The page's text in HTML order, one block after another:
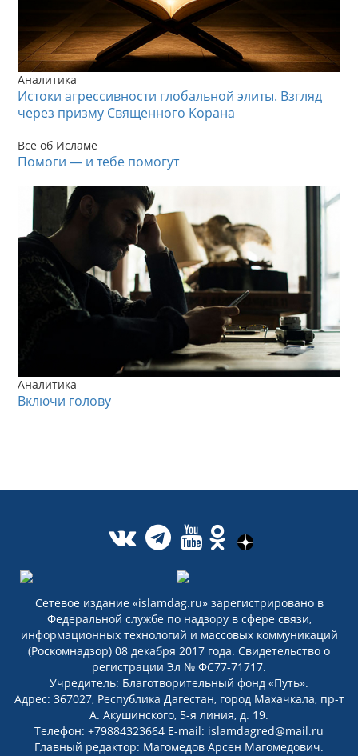
Аналитика
Истоки агрессивности глобальной элиты. Взгляд
через призму Священного Корана
Все об Исламе
Помоги — и тебе помогут
Аналитика
Включи голову
Сетевое издание «islamdag.ru» зарегистрировано в
Федеральной службе по надзору в сфере связи,
информационных технологий и массовых коммуникаций
(Роскомнадзор) 08 декабря 2017 года. Свидетельство о
регистрации Эл № ФС77-71717.
Учредитель: Благотворительный фонд «Путь».
Адрес: 367027, Республика Дагестан, город Махачкала, пр-т
А. Акушинского, 5-я линия, д. 19.
Телефон: +79884323664 E-mail: islamdagred@mail.ru
Главный редактор: Магомедов Арсен Магомедович.